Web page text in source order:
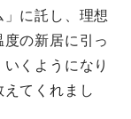
に託し、理想
の新居に引っ
くようになり
てくれまし